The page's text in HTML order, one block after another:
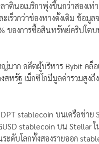
ตินอเมริกาพุ่งขึ้นกว่าสองเ
เร็วกว่าช่องทางดั้งเดิม ข้อมู
ของการซื้อสินทรัพย์คริปโ
าก อดีตผู้บริหาร Bybit คล็อ
หรัฐ-เม็กซิโกมีมูลค่ารวมสูง
stablecoin บนเครือข่า
stablecoin บน Stellar
ดับโลกทั้งสองรายออก